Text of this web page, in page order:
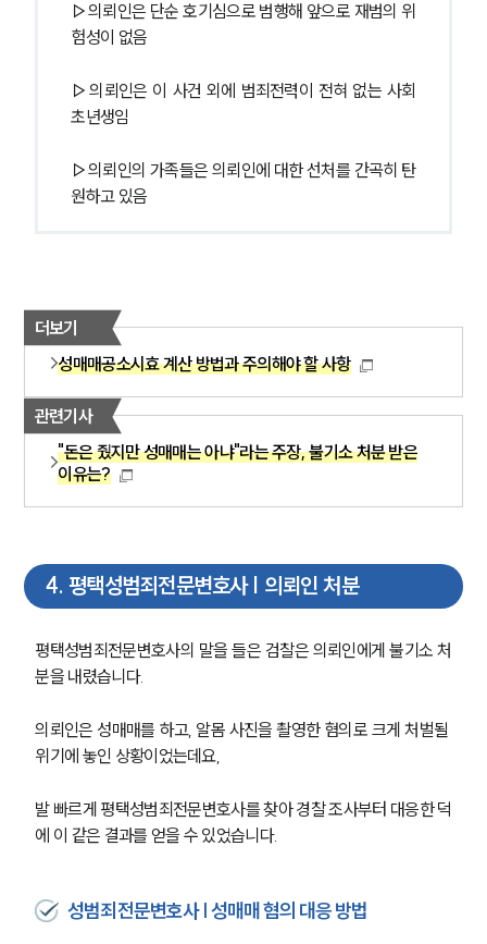
▷의뢰인은 단순 호기심으로 범행해 앞으로 재범의 위
험성이 없음
▷의뢰인은 이 사건 외에 범죄전력이 전혀 없는 사회
초년생임
▷의뢰인의 가족들은 의뢰인에 대한 선처를 간곡히 탄
원하고 있음
더보기
성매매공소시효 계산 방법과 주의해야 할 사항
관련기사
"돈은 줬지만 성매매는 아냐"라는 주장, 불기소 처분 받은
이유는?
4. 평택성범죄전문변호사 | 의뢰인 처분
평택성범죄전문변호사의 말을 들은 검찰은 의뢰인에게 불기소 처
분을 내렸습니다.
의뢰인은 성매매를 하고, 알몸 사진을 촬영한 혐의로 크게 처벌될
위기에 놓인 상황이었는데요,
발 빠르게 평택성범죄전문변호사를 찾아 경찰 조사부터 대응한 덕
에 이 같은 결과를 얻을 수 있었습니다.
성범죄전문변호사 | 성매매 혐의 대응 방법